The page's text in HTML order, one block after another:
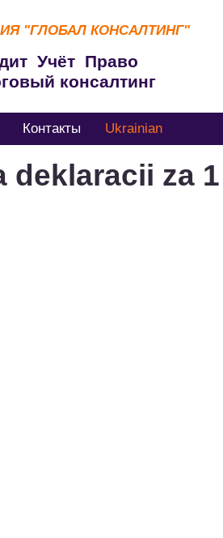
"ГЛОБАЛ КОНСАЛТИНГ"
Учёт Право
консалтинг
Контакты Ukrainian
deklaracii za